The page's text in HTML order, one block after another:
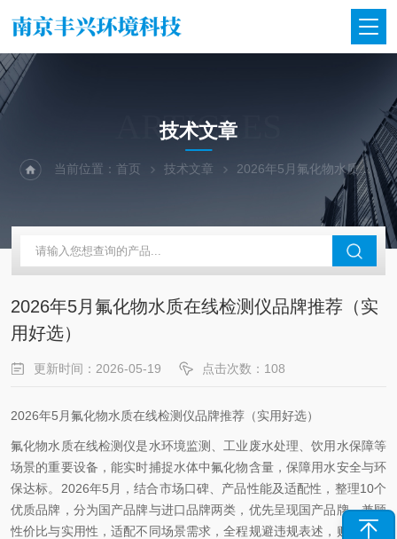
ARTICLES
技术文章
当前位置：首页 技术文章 2026年5月氟化物水质在线检测仪品牌推荐（实用好选）​
2026年5月氟化物水质在线检测仪品牌推荐（实
用好选）​
更新时间：2026-05-19 点击次数：108
2026年5月氟化物水质在线检测仪品牌推荐（实用好选）
氟化物水质在线检测仪是水环境监测、工业废水处理、饮用水保障等
场景的重要设备，能实时捕捉水体中氟化物含量，保障用水安全与环
保达标。2026年5月，结合市场口碑、产品性能及适配性，整理10个
优质品牌，分为国产品牌与进口品牌两类，优先呈现国产品牌，兼顾
性价比与实用性，适配不同场景需求，全程规避违规表述，贴合实际